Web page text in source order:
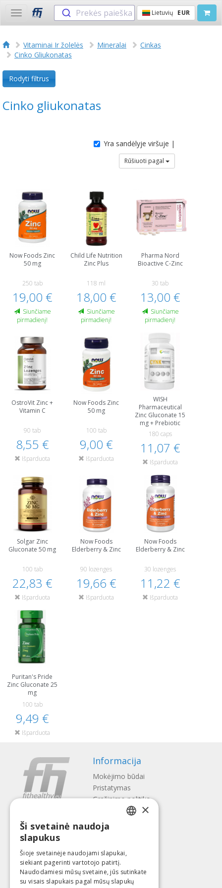
Toggle
navigation
Prekės paieška Lietuvių EUR
Vitaminai Ir žolelės Mineralai
Cinkas
Cinko Gliukonatas
Rodyti filtrus
Cinko gliukonatas
Yra sandėlyje viršuje |
Rūšiuoti pagal
Now Foods Zinc
50 mg
250 tab
19,00 €
Siunčiame
pirmadienį!
Child Life Nutrition
Zinc Plus
118 ml
18,00 €
Siunčiame
pirmadienį!
Pharma Nord
Bioactive C-Zinc
30 tab
13,00 €
Siunčiame
pirmadienį!
OstroVit Zinc +
Vitamin C
90 tab
8,55 €
Išparduota
Now Foods Zinc
50 mg
100 tab
9,00 €
Išparduota
WISH
Pharmaceutical
Zinc Gluconate 15
mg + Prebiotic
180 caps
11,07 €
Išparduota
Solgar Zinc
Gluconate 50 mg
100 tab
22,83 €
Išparduota
Now Foods
Elderberry & Zinc
90 lozenges
19,66 €
Išparduota
Now Foods
Elderberry & Zinc
30 lozenges
11,22 €
Išparduota
Puritan's Pride
Zinc Gluconate 25
mg
100 tab
9,49 €
Išparduota
Informacija
Mokėjimo būdai
Pristatymas
Gražinimo politika
Apie mus
Kontaktai
Privatumo politika
Sekite mus Surask musLITHUANIAN
ESTONIAN
×
Ši svetainė naudoja
slapukus
Šioje svetainėje naudojami slapukai,
siekiant pagerinti vartotojo patirtį.
Naudodamiesi mūsų svetaine, jūs sutinkate
su visais slapukais pagal mūsų slapukų